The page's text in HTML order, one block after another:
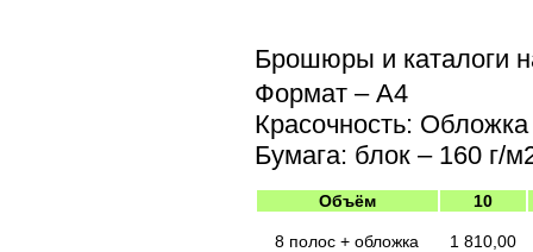
Брошюры и каталоги
Формат – А4
Красочность:
Бумага: блок – 160 г/
Объём 10
8 полос + обложка 1 810,00